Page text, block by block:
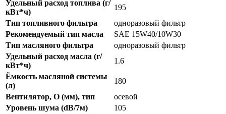
Удельный расход топлива (г/
кВт*ч)
195
Тип топливного фильтра
одноразовый фильтр
Рекомендуемый тип масла
SAE 15W40/10W30
Тип масляного фильтра
одноразовый фильтр
Удельный расход масла (г/
кВт*ч)
1.6
Ёмкость масляной системы
(л)
180
Вентилятор, O (мм), тип
осевой
Уровень шума (dB/7м)
105